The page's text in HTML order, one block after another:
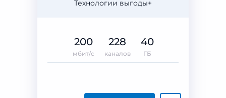
Технологии выгоды+
200
мбит/с
228
каналов
40
ГБ